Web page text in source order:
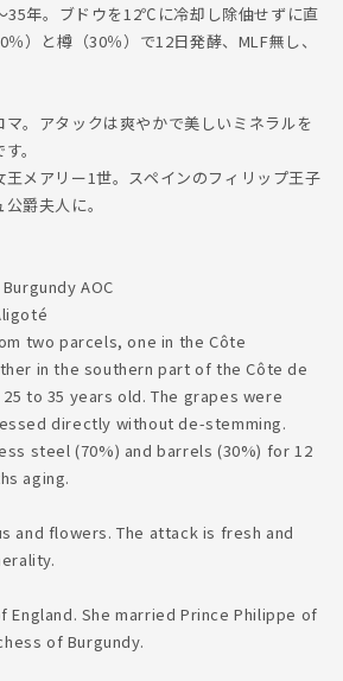
年。ブドウを12℃に冷却し除伷せずに直
）と樽（30％）で12日発酵、MLF無し、
マ。アタックは爽やかで美しいミネラルを
。
メアリー1世。スペインのフィリップ王子
爵夫人に。
AOC
two parcels, one in the Côte
in the southern part of the Côte de
to 35 years old. The grapes were
directly without de-stemming.
steel (70%) and barrels (30%) for 12
aging.
and flowers. The attack is fresh and
England. She married Prince Philippe of
of Burgundy.